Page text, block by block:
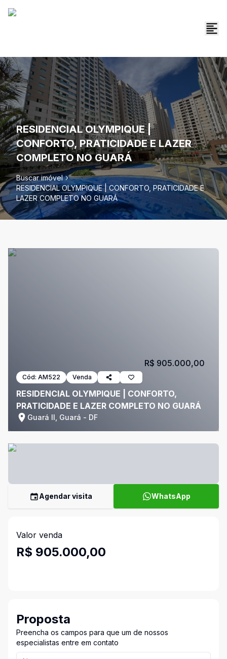
RESIDENCIAL OLYMPIQUE |
CONFORTO, PRATICIDADE E LAZER
COMPLETO NO GUARÁ
Buscar imóvel
RESIDENCIAL OLYMPIQUE | CONFORTO, PRATICIDADE E
LAZER COMPLETO NO GUARÁ
Cód: AM522 Venda
RESIDENCIAL OLYMPIQUE | CONFORTO,
PRATICIDADE E LAZER COMPLETO NO GUARÁ
Guará II, Guará - DF
R$ 905.000,00
Agendar visita WhatsApp
Valor venda
R$ 905.000,00
Proposta
Preencha os campos para que um de nossos
especialistas entre em contato